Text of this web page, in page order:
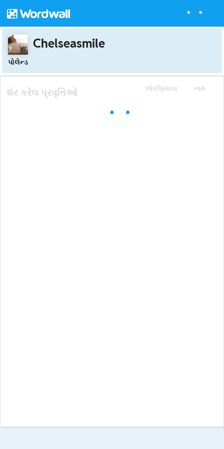
Chelseasmile
પોલેન્ડ
લોકપ્રિયતા નામ
શેર કરેલ પ્રવૃત્તિઓ